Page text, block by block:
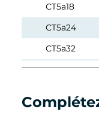
CT5a18
CT5a24
CT5a32
CT5a50